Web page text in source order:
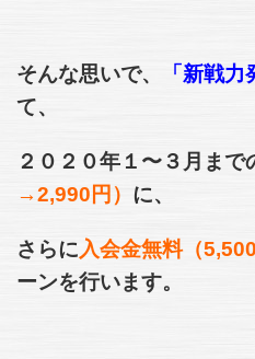
そんな思いで、 「新戦
て、
２０２０年１〜３月まで
→2,990円） に、
さらに入会金無料（
ーンを行います。